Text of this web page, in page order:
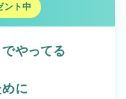
ント中
やってる
に